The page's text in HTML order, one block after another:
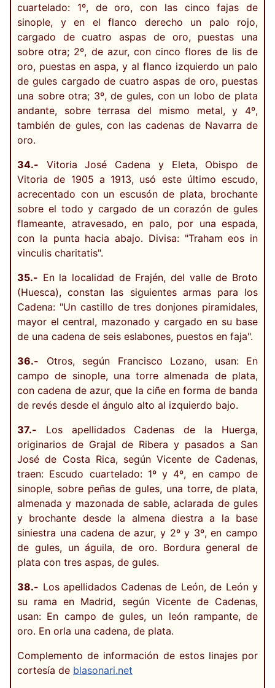
cuartelado: 1º, de oro, con las cinco fajas de
sinople, y en el flanco derecho un palo rojo,
cargado de cuatro aspas de oro, puestas una
sobre otra; 2º, de azur, con cinco flores de lis de
oro, puestas en aspa, y al flanco izquierdo un palo
de gules cargado de cuatro aspas de oro, puestas
una sobre otra; 3º, de gules, con un lobo de plata
andante, sobre terrasa del mismo metal, y 4º,
también de gules, con las cadenas de Navarra de
oro.
34.- Vitoria José Cadena y Eleta, Obispo de
Vitoria de 1905 a 1913, usó este último escudo,
acrecentado con un escusón de plata, brochante
sobre el todo y cargado de un corazón de gules
flameante, atravesado, en palo, por una espada,
con la punta hacia abajo. Divisa: "Traham eos in
vinculis charitatis".
35.- En la localidad de Frajén, del valle de Broto
(Huesca), constan las siguientes armas para los
Cadena: "Un castillo de tres donjones piramidales,
mayor el central, mazonado y cargado en su base
de una cadena de seis eslabones, puestos en faja".
36.- Otros, según Francisco Lozano, usan: En
campo de sinople, una torre almenada de plata,
con cadena de azur, que la ciñe en forma de banda
de revés desde el ángulo alto al izquierdo bajo.
37.- Los apellidados Cadenas de la Huerga,
originarios de Grajal de Ribera y pasados a San
José de Costa Rica, según Vicente de Cadenas,
traen: Escudo cuartelado: 1º y 4º, en campo de
sinople, sobre peñas de gules, una torre, de plata,
almenada y mazonada de sable, aclarada de gules
y brochante desde la almena diestra a la base
siniestra una cadena de azur, y 2º y 3º, en campo
de gules, un águila, de oro. Bordura general de
plata con tres aspas, de gules.
38.- Los apellidados Cadenas de León, de León y
su rama en Madrid, según Vicente de Cadenas,
usan: En campo de gules, un león rampante, de
oro. En orla una cadena, de plata.
Complemento de información de estos linajes por
cortesía de blasonari.net